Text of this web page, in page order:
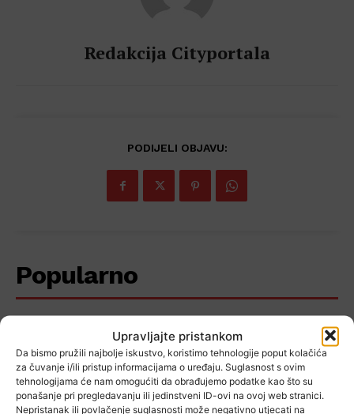
Upravljajte pristankom
Da bismo pružili najbolje iskustvo, koristimo tehnologije poput kolačića
za čuvanje i/ili pristup informacijama o uređaju. Suglasnost s ovim
tehnologijama će nam omogućiti da obrađujemo podatke kao što su
ponašanje pri pregledavanju ili jedinstveni ID-ovi na ovoj web stranici.
Nepristanak ili povlačenje suglasnosti može negativno utjecati na
Redakcija Cityportala
PODIJELI OBJAVU:
Popularno
FOTO Svečano obilježeni Dan
pobjede i domovinske
zahvalnosti, Dan hrvatskih
branitelja i 31. obljetnica Oluje u
Kravarskom